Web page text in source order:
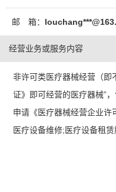
邮 箱：
经营业务或服务内容
非许可类医疗器械经营（即
证》即可经营的医疗器械”
申请《医疗器械经营企业许
医疗设备维修;医疗设备租